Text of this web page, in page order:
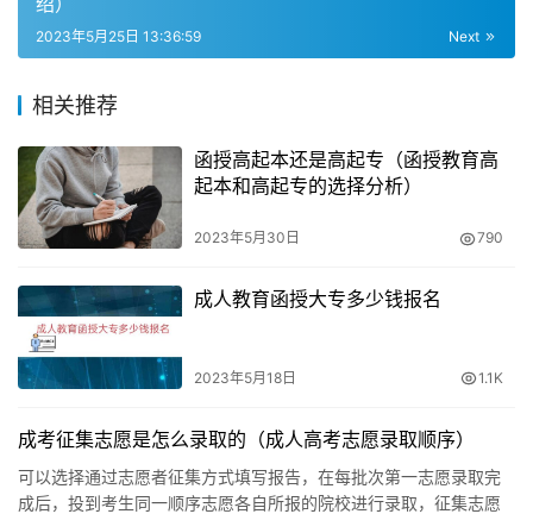
没有达到入学标准，则不会被录取。有一些考生成绩过了省
线却还是没有录取，这是因为成考各个院校的招生指标是有
备考，争取取得更高的分数。
考不过的情况
成考每年仅有一次入学考试，如果考试分数没有达到录取分
考试本身不难，但仍然存在考不过的情况。如果成绩没有达
到入学标准，就不会被录取。因此，考生需要认真备考，把
握好每一次考试机会。
Next
2023年5月25日 13:36:59
相关推荐
函授高起本还是高起专（函授教育高
起本和高起专的选择分析）
2023年5月30日 790
成人教育函授大专多少钱报名
2023年5月18日 1.1K
成考征集志愿是怎么录取的（成人高考志愿录取顺序）
可以选择通过志愿者征集方式填写报告，在每批次第一志愿录取完
成后，投到考生同一顺序志愿各自所报的院校进行录取，征集志愿